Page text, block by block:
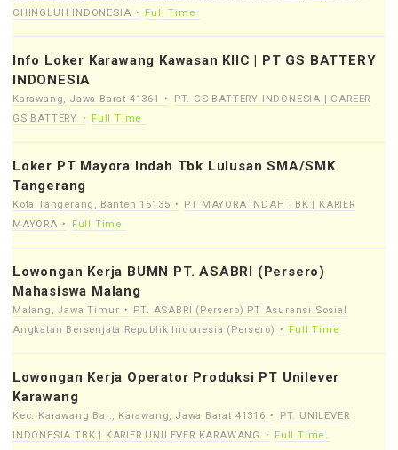
CHINGLUH INDONESIA
Full Time
Info Loker Karawang Kawasan KIIC | PT GS BATTERY
INDONESIA
Karawang, Jawa Barat 41361
PT. GS BATTERY INDONESIA | CAREER
GS BATTERY
Full Time
Loker PT Mayora Indah Tbk Lulusan SMA/SMK
Tangerang
Kota Tangerang, Banten 15135
PT MAYORA INDAH TBK | KARIER
MAYORA
Full Time
Lowongan Kerja BUMN PT. ASABRI (Persero)
Mahasiswa Malang
Malang, Jawa Timur
PT. ASABRI (Persero) PT Asuransi Sosial
Angkatan Bersenjata Republik Indonesia (Persero)
Full Time
Lowongan Kerja Operator Produksi PT Unilever
Karawang
Kec. Karawang Bar., Karawang, Jawa Barat 41316
PT. UNILEVER
INDONESIA TBK | KARIER UNILEVER KARAWANG
Full Time